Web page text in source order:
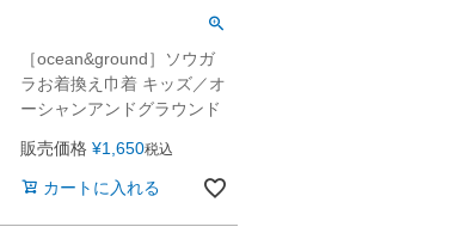
［ocean&ground］ソウガ
ラお着換え巾着 キッズ／オ
ーシャンアンドグラウンド
販売価格 ¥1,650税込
カートに入れる